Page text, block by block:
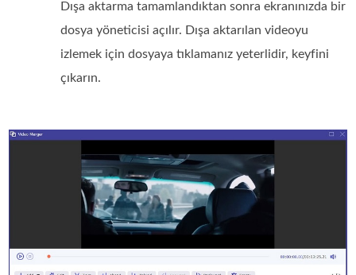
Dışa aktarma tamamlandıktan sonra ekranınızda bir
dosya yöneticisi açılır. Dışa aktarılan videoyu
izlemek için dosyaya tıklamanız yeterlidir, keyfini
çıkarın.